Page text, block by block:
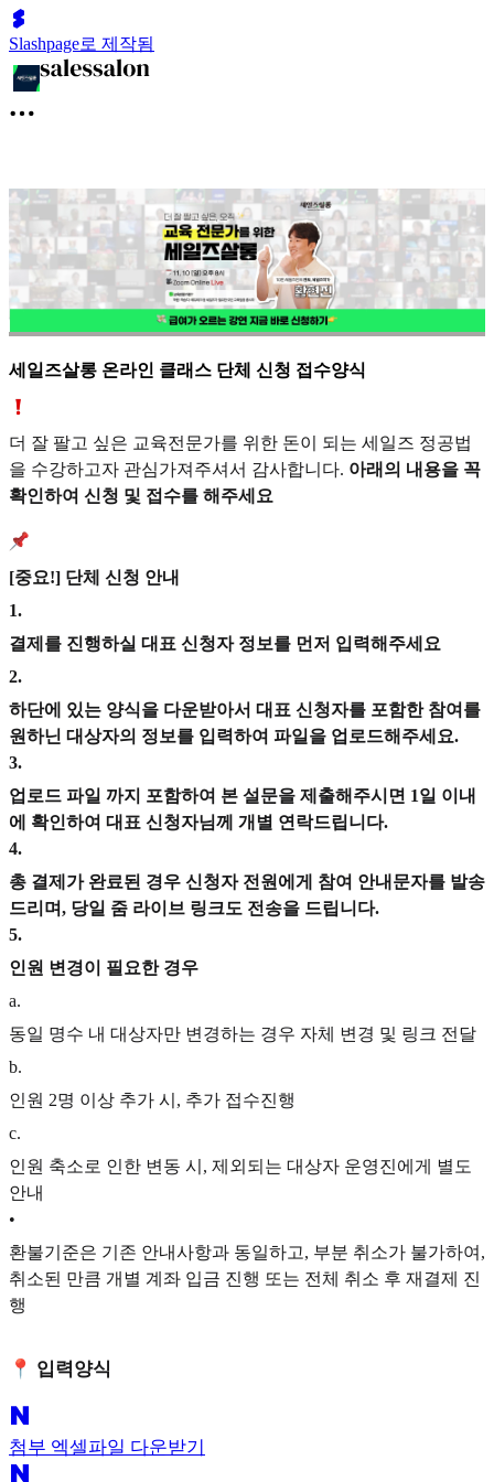
Slashpage로 제작됨
세일즈살롱 온라인 클래스 단체 신청 접수양식
더 잘 팔고 싶은 교육전문가를 위한 돈이 되는 세일즈 정공법
을 수강하고자 관심가져주셔서 감사합니다. 아래의 내용을 꼭
확인하여 신청 및 접수를 해주세요
[중요!] 단체 신청 안내
1.
결제를 진행하실 대표 신청자 정보를 먼저 입력해주세요
2.
하단에 있는 양식을 다운받아서 대표 신청자를 포함한 참여를
원하닌 대상자의 정보를 입력하여 파일을 업로드해주세요.
3.
업로드 파일 까지 포함하여 본 설문을 제출해주시면 1일 이내
에 확인하여 대표 신청자님께 개별 연락드립니다.
4.
총 결제가 완료된 경우 신청자 전원에게 참여 안내문자를 발송
드리며, 당일 줌 라이브 링크도 전송을 드립니다.
5.
인원 변경이 필요한 경우
a.
동일 명수 내 대상자만 변경하는 경우 자체 변경 및 링크 전달
b.
인원 2명 이상 추가 시, 추가 접수진행
c.
인원 축소로 인한 변동 시, 제외되는 대상자 운영진에게 별도
안내
•
환불기준은 기존 안내사항과 동일하고, 부분 취소가 불가하여,
취소된 만큼 개별 계좌 입금 진행 또는 전체 취소 후 재결제 진
행
📍 입력양식
첨부 엑셀파일 다운받기